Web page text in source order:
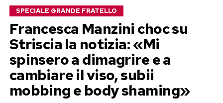
SPECIALE GRANDE FRATELLO
Francesca Manzini choc su
Striscia la notizia: «Mi
spinsero a dimagrire e a
cambiare il viso, subii
mobbing e body shaming»